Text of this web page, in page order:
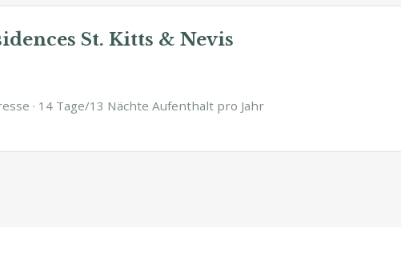
St. Kitts & Nevis
· 14 Tage/13 Nächte Aufenthalt pro Jahr